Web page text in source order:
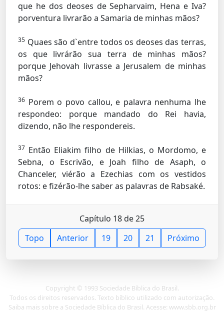
que he dos deoses de Sepharvaim, Hena e Iva?
porventura livrarão a Samaria de minhas mãos?
35 Quaes são d`entre todos os deoses das terras,
os que livrárão sua terra de minhas mãos?
porque Jehovah livrasse a Jerusalem de minhas
mãos?
36 Porem o povo callou, e palavra nenhuma lhe
respondeo: porque mandado do Rei havia,
dizendo, não lhe respondereis.
37 Então Eliakim filho de Hilkias, o Mordomo, e
Sebna, o Escrivão, e Joah filho de Asaph, o
Chanceler, viérão a Ezechias com os vestidos
rotos: e fizérão-lhe saber as palavras de Rabsaké.
Capítulo 18 de 25
Topo
Anterior 19 20 21 Próximo
Copyright © 1993 Sociedade Bíblica do Brasil.
Todos os direitos reservados. Texto bíblico utilizado com autorização.
Saiba mais sobre a Sociedade Bíblica do Brasil. Acesse: www.sbb.org.br